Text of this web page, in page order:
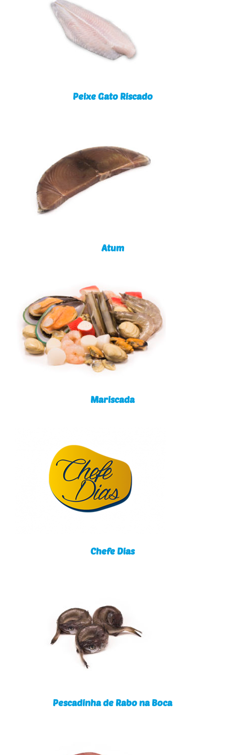
Peixe Gato Riscado
Peixe Gato Riscado
Atum
Atum
Mariscada
Mariscada
Chefe Dias
Chefe Dias
Pescadinha de Rabo na Boca
Pescadinha de Rabo na Boca